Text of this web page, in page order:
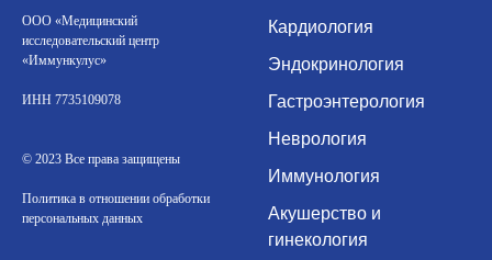
ООО «Медицинский
исследовательский центр
«Иммункулус»
ИНН 7735109078
© 2023 Все права защищены
Политика в отношении обработки
персональных данных
Кардиология
Эндокринология
Гастроэнтерология
Неврология
Иммунология
Акушерство и
гинекология